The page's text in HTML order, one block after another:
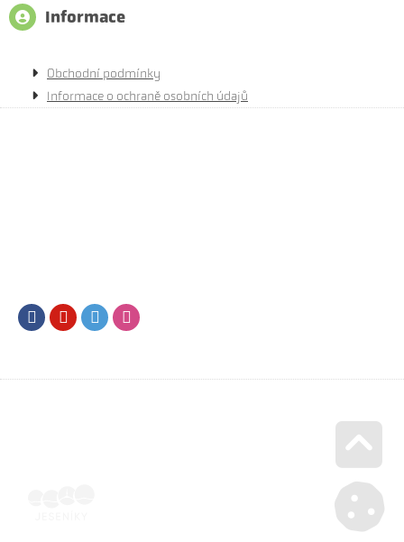
Informace
Obchodní podmínky
Informace o ochraně osobních údajů
FacebookYoutubeTwitter
Go